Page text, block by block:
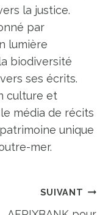
la justice.
par
lumière
biodiversité
ses écrits.
culture et
média de récits
unique
mer.
SUIVANT